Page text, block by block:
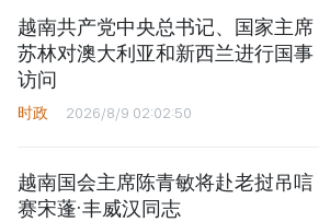
越南共产党中央总书记、国家主席
苏林对澳大利亚和新西兰进行国事
访问
时政 2026/8/9 02:02:50
越南国会主席陈青敏将赴老挝吊唁
赛宋蓬·丰威汉同志